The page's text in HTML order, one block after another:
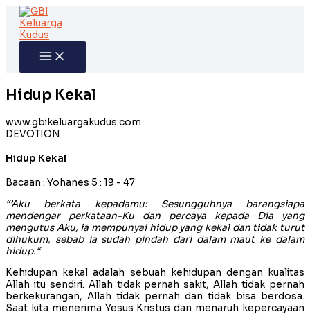
Skip
content
Hidup Kekal
www.gbikeluargakudus.com
DEVOTION
Hidup Kekal
Bacaan : Yohanes 5 : 19 - 47
“’Aku berkata kepadamu: Sesungguhnya barangsiapa
mendengar perkataan-Ku dan percaya kepada Dia yang
mengutus Aku, ia mempunyai hidup yang kekal dan tidak turut
dihukum, sebab ia sudah pindah dari dalam maut ke dalam
hidup.“
Kehidupan kekal adalah sebuah kehidupan dengan kualitas
Allah itu sendiri. Allah tidak pernah sakit, Allah tidak pernah
berkekurangan, Allah tidak pernah dan tidak bisa berdosa.
Saat kita menerima Yesus Kristus dan menaruh kepercayaan